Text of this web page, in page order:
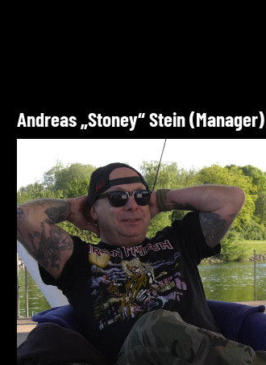
Andreas „Stoney“ Stein (Manager)